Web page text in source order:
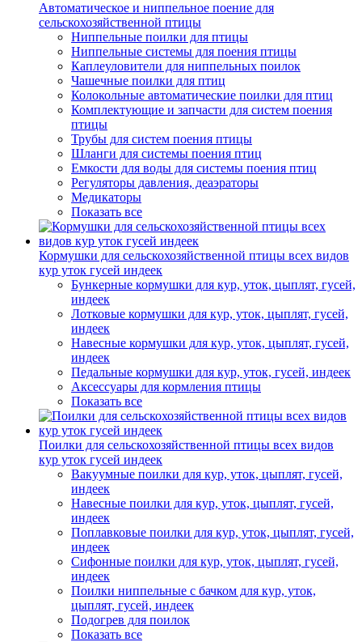
Автоматическое и ниппельное поение для
сельскохозяйственной птицы
Ниппельные поилки для птицы
Ниппельные системы для поения птицы
Каплеуловители для ниппельных поилок
Чашечные поилки для птиц
Колокольные автоматические поилки для птиц
Комплектующие и запчасти для систем поения
птицы
Трубы для систем поения птицы
Шланги для системы поения птиц
Емкости для воды для системы поения птиц
Регуляторы давления, деаэраторы
Медикаторы
Показать все
Кормушки для сельскохозяйственной птицы всех видов
кур уток гусей индеек
Бункерные кормушки для кур, уток, цыплят, гусей,
индеек
Лотковые кормушки для кур, уток, цыплят, гусей,
индеек
Навесные кормушки для кур, уток, цыплят, гусей,
индеек
Педальные кормушки для кур, уток, гусей, индеек
Аксессуары для кормления птицы
Показать все
Поилки для сельскохозяйственной птицы всех видов
кур уток гусей индеек
Вакуумные поилки для кур, уток, цыплят, гусей,
индеек
Навесные поилки для кур, уток, цыплят, гусей,
индеек
Поплавковые поилки для кур, уток, цыплят, гусей,
индеек
Сифонные поилки для кур, уток, цыплят, гусей,
индеек
Поилки ниппельные с бачком для кур, уток,
цыплят, гусей, индеек
Подогрев для поилок
Показать все